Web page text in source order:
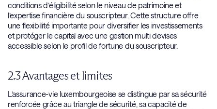
conditions d’éligibilité selon le niveau de patrimoine et
l’expertise financière du souscripteur. Cette structure offre
une flexibilité importante pour diversifier les investissements
et protéger le capital avec une gestion multi devises
accessible selon le profil de fortune du souscripteur.
2.3 Avantages et limites
L’assurance-vie luxembourgeoise se distingue par sa sécurité
renforcée grâce au triangle de sécurité, sa capacité de